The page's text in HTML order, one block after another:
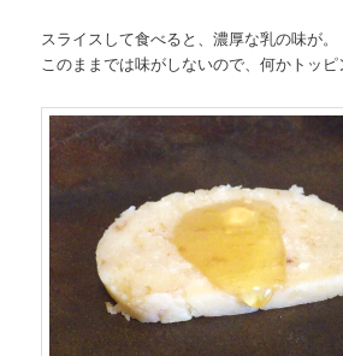
スライスして食べると、濃厚な乳の味が。
このままでは味がしないので、何かトッピ